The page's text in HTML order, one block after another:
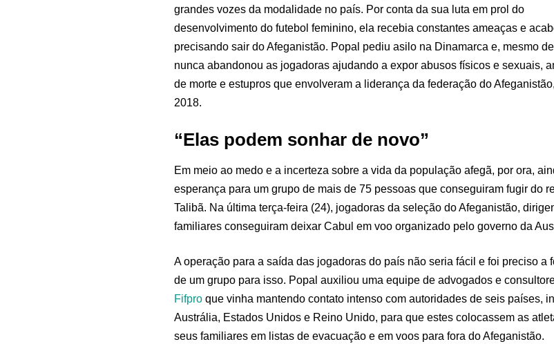
grandes vozes da modalidade no país. Por conta da sua luta em prol do
desenvolvimento do futebol feminino, ela recebia constantes ameaças e
precisando sair do Afeganistão. Popal pediu asilo na Dinamarca e, mesmo
nunca abandonou as jogadoras ajudando a expor abusos físicos e sexuais,
de morte e estupros que envolveram a liderança da federação do
2018.
“Elas podem sonhar de novo”
Em meio ao medo e a incerteza sobre a vida da população afegã, por ora,
esperança para um grupo de mais de 75 pessoas que conseguiram fugir do
Talibã. Na última terça-feira (24), jogadoras da seleção do Afeganistão,
familiares conseguiram deixar Cabul em voo organizado pelo governo da
A operação para a saída das jogadoras do país não seria fácil e foi preciso a
de um grupo para isso. Popal auxiliou uma equipe de advogados e
Fifpro que vinha mantendo contato intenso com autoridades de seis países,
Austrália, Estados Unidos e Reino Unido, para que estes colocassem as
seus familiares em listas de evacuação e em voos para fora do Afeganistão.